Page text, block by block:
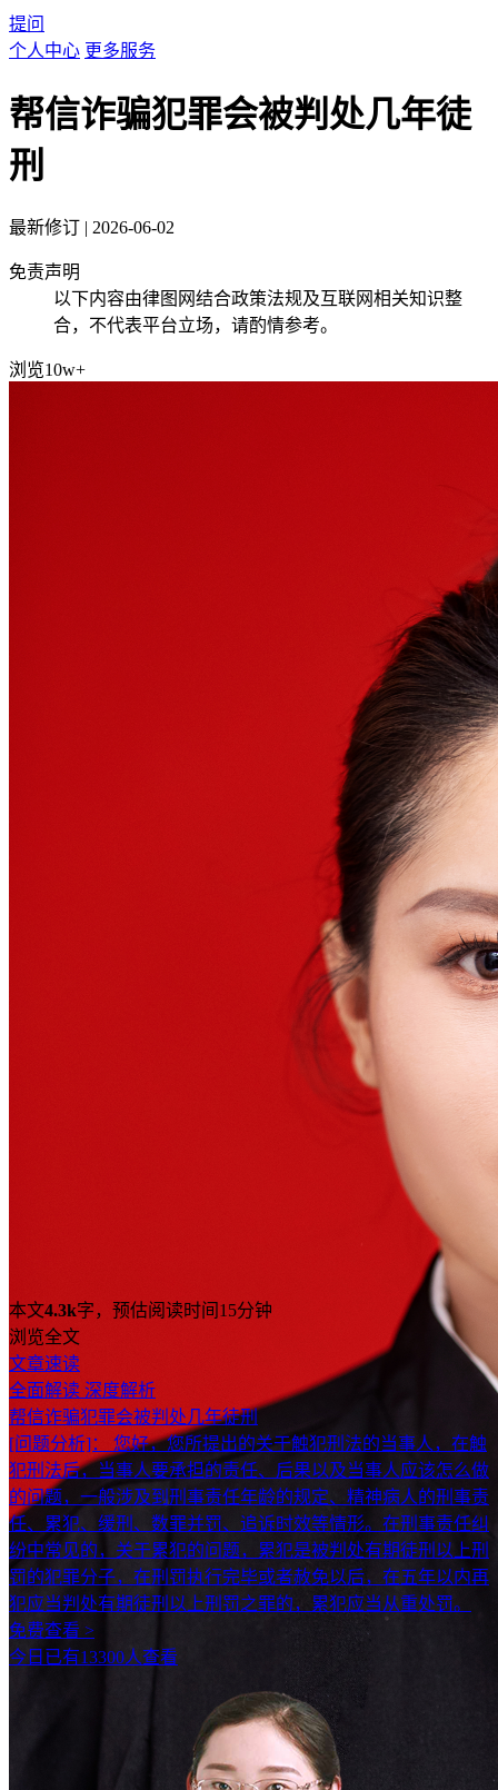
提问
个人中心 更多服务
帮信诈骗犯罪会被判处几年徒
刑
最新修订 | 2026-06-02
免责声明
以下内容由律图网结合政策法规及互联网相关知识整
合，不代表平台立场，请酌情参考。
浏览10w+
本文4.3k字，预估阅读时间15分钟
浏览全文
文章速读
全面解读 深度解析
帮信诈骗犯罪会被判处几年徒刑
[问题分析]：
您好，您所提出的关于触犯刑法的当事人，在触
犯刑法后，当事人要承担的责任、后果以及当事人应该怎么做
的问题，一般涉及到刑事责任年龄的规定、精神病人的刑事责
任、累犯、缓刑、数罪并罚、追诉时效等情形。在刑事责任纠
纷中常见的，关于累犯的问题，累犯是被判处有期徒刑以上刑
罚的犯罪分子，在刑罚执行完毕或者赦免以后，在五年以内再
犯应当判处有期徒刑以上刑罚之罪的，累犯应当从重处罚。
免费查看 >
今日已有13300人查看